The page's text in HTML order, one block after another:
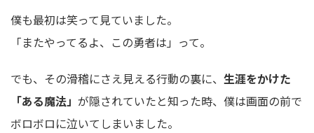
僕も最初は笑って見ていました。
「またやってるよ、この勇者は」って。
でも、その滑稽にさえ見える行動の裏に、 生涯をかけた
「ある魔法」 が隠されていたと知った時、僕は画面の前で
ボロボロに泣いてしまいました。